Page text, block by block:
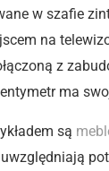
w szafie
na
z
ma
są